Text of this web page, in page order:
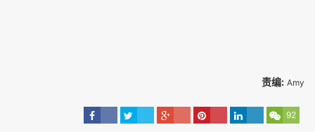
责编: Amy
92